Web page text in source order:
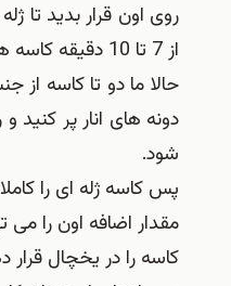
روی اون قرار بدید تا
از 7 تا 10 دقیقه کاسه ها را از فریزر خارج کرده و باز کاسه رویی رو با آب داغ پر کنید تا راحت از ژله سفید جدا ببشود.
حالا ما دو تا کاسه از
دونه های انار پر کنید
شود.
پس کاسه ژله ای را
مقدار اضافه اون را می
کاسه را در یخچال قرار دهید و حداقل 6 ساعت زمان دهید